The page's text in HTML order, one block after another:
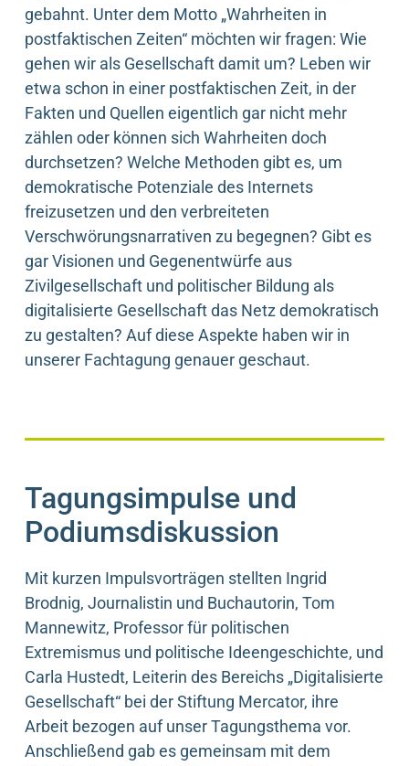
gebahnt. Unter dem Motto „Wahrheiten in
postfaktischen Zeiten“ möchten wir fragen: Wie
gehen wir als Gesellschaft damit um? Leben wir
etwa schon in einer postfaktischen Zeit, in der
Fakten und Quellen eigentlich gar nicht mehr
zählen oder können sich Wahrheiten doch
durchsetzen? Welche Methoden gibt es, um
demokratische Potenziale des Internets
freizusetzen und den verbreiteten
Verschwörungsnarrativen zu begegnen? Gibt es
gar Visionen und Gegenentwürfe aus
Zivilgesellschaft und politischer Bildung als
digitalisierte Gesellschaft das Netz demokratisch
zu gestalten? Auf diese Aspekte haben wir in
unserer Fachtagung genauer geschaut.
Tagungsimpulse und
Podiumsdiskussion
Mit kurzen Impulsvorträgen stellten Ingrid
Brodnig, Journalistin und Buchautorin, Tom
Mannewitz, Professor für politischen
Extremismus und politische Ideengeschichte, und
Carla Hustedt, Leiterin des Bereichs „Digitalisierte
Gesellschaft“ bei der Stiftung Mercator, ihre
Arbeit bezogen auf unser Tagungsthema vor.
Anschließend gab es gemeinsam mit dem